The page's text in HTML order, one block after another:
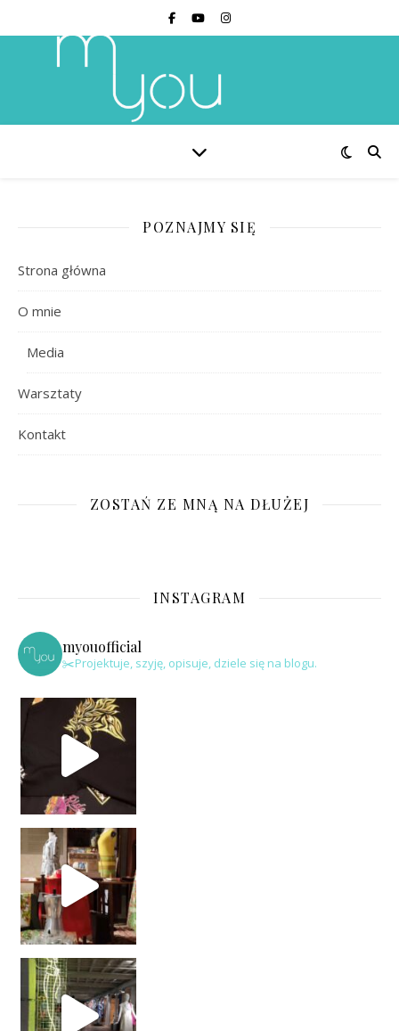
POZNAJMY SIĘ
Strona główna
O mnie
Media
Warsztaty
Kontakt
ZOSTAŃ ZE MNĄ NA DŁUŻEJ
INSTAGRAM
myouofficial
✂️Projektuje, szyję, opisuje, dziele się na blogu.